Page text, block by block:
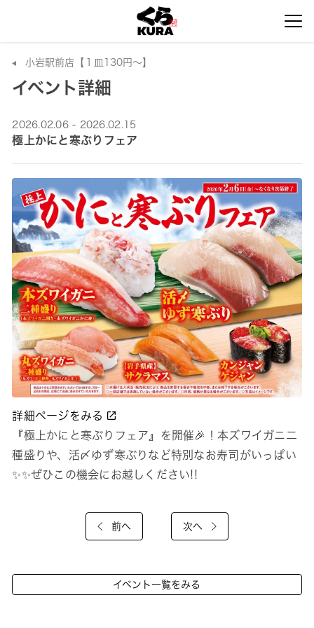
小岩駅前店【１皿130円～】
イベント詳細
2026.02.06 - 2026.02.15
極上かにと寒ぶりフェア
詳細ページをみる
『極上かにと寒ぶりフェア』を開催🎉！本ズワイガニ二
種盛りや、活〆ゆず寒ぶりなど特別なお寿司がいっぱい
✨✨ぜひこの機会にお越しください!!
前へ 次へ
イベント一覧をみる